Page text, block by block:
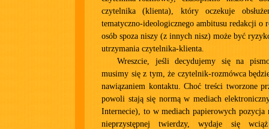
czytelnika (klienta), który oczekuje
tematyczno-ideologicznego ambitusu redakcji o
osób spoza niszy (z innych nisz) może być
utrzymania czytelnika-klienta.
Wreszcie, jeśli decydujemy się na
musimy się z tym, że czytelnik-rozmówca
nawiązaniem kontaktu. Choć treści tworzone
powoli stają się normą w mediach
Internecie), to w mediach papierowych pozycja
nieprzystępnej twierdzy, wydaje się